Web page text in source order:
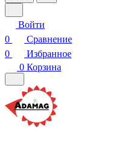
Войти
0
Сравнение
0
Избранное
0 Корзина